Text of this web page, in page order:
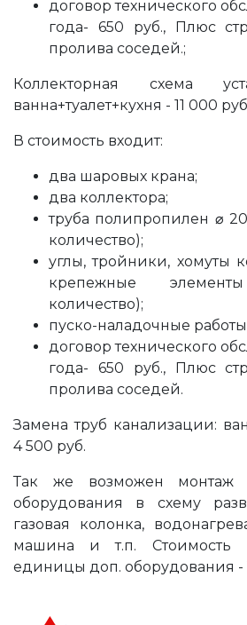
договор технического
года- 650 руб., Плюс
пролива соседей.;
Коллекторная схема
ванна+туалет+кухня - 11 000
В стоимость входит:
два шаровых крана;
два коллектора;
труба полипропилен ⌀
количество);
углы, тройники, хомуты
крепежные
количество);
пуско-наладочные
договор технического
года- 650 руб., Плюс
пролива соседей.
Замена труб канализации:
4 500 руб.
Так же возможен монтаж
оборудования в схему
газовая колонка,
машина и т.п. Стоимость
единицы доп. оборудования -